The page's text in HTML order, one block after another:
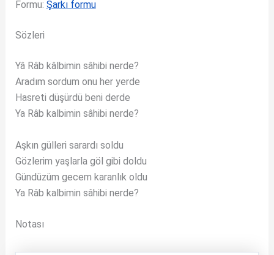
Formu: Şarkı formu
Sözleri
Yâ Râb kâlbimin sâhibi nerde?
Aradım sordum onu her yerde
Hasreti düşürdü beni derde
Ya Râb kalbimin sâhibi nerde?
Aşkın gülleri sarardı soldu
Gözlerim yaşlarla göl gibi doldu
Gündüzüm gecem karanlık oldu
Ya Râb kalbimin sâhibi nerde?
Notası